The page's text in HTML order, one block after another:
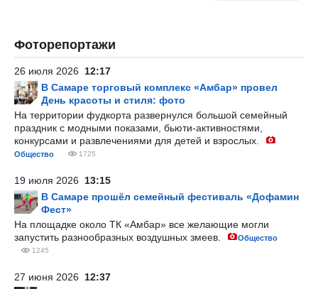
Фоторепортажи
26 июля 2026 12:17
В Самаре торговый комплекс «Амбар» провел
День красоты и стиля: фото
На территории фудкорта развернулся большой семейный
праздник с модными показами, бьюти-активностями,
конкурсами и развлечениями для детей и взрослых.
Общество 1725
19 июля 2026 13:15
В Самаре прошёл семейный фестиваль «Дофамин
Фест»
На площадке около ТК «Амбар» все желающие могли
запустить разнообразных воздушных змеев.
Общество
1245
27 июня 2026 12:37